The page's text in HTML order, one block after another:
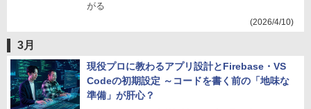
がる
(2026/4/10)
3月
現役プロに教わるアプリ設計とFirebase・VS
Codeの初期設定 ～コードを書く前の「地味な
準備」が肝心？